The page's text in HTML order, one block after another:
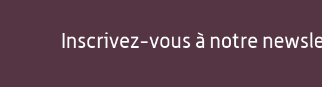
Inscrivez-vous à notre